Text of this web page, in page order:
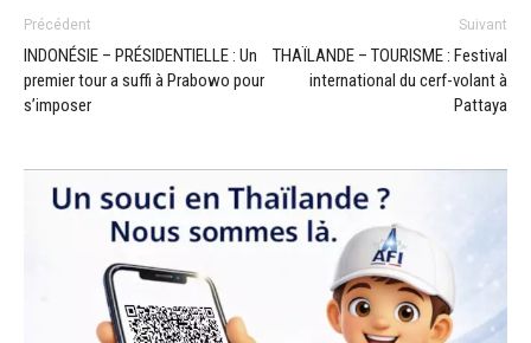
Précédent
INDONÉSIE – PRÉSIDENTIELLE : Un
premier tour a suffi à Prabowo pour
s’imposer
Suivant
THAÏLANDE – TOURISME : Festival
international du cerf-volant à
Pattaya